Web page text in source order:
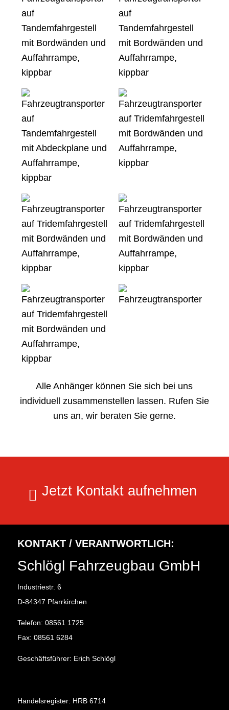
Alle Anhänger können Sie sich bei uns
individuell zusammenstellen lassen. Rufen Sie
uns an, wir beraten Sie gerne.
Jetzt Kontakt aufnehmen
KONTAKT / VERANTWORTLICH:
Schlögl Fahrzeugbau GmbH
Industriestr. 6
D-84347 Pfarrkirchen
Telefon: 08561 1725
Fax: 08561 6284
Geschäftsführer: Erich Schlögl
Handelsregister: HRB 6714